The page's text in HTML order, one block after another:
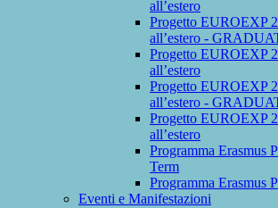
all’estero
Progetto EUROEXP
all’estero -
Progetto EUROEXP
all’estero
Progetto EUROEXP
all’estero -
Progetto EUROEXP
all’estero
Programma Erasmus
Term
Programma Erasmus
Eventi e Manifestazioni